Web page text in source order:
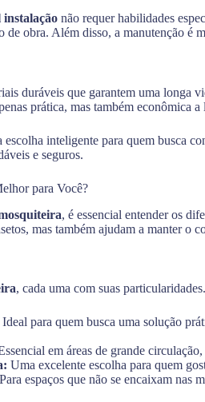
instalação não requer habilidades
de obra. Além disso, a manutenção é
duráveis que garantem uma longa
prática, mas também econômica
escolha inteligente para quem busca
e seguros.
para Você?
, é essencial entender os
mas também ajudam a manter o
, cada uma com suas
Ideal para quem busca uma solução
em áreas de grande
Uma excelente escolha para quem
Para espaços que não se encaixam nas